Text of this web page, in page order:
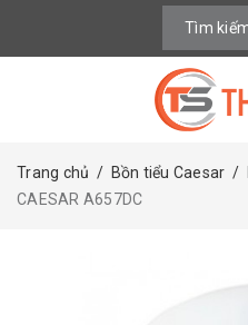
Trang chủ / Bồn tiểu Caesar /
CAESAR A657DC